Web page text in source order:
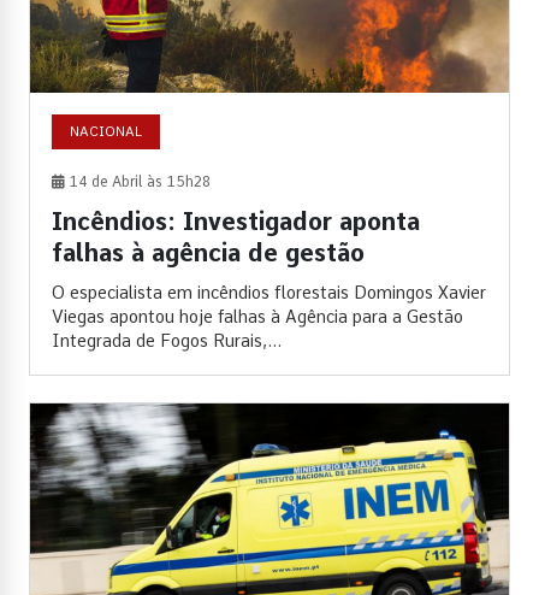
NACIONAL
14 de Abril às 15h28
Incêndios: Investigador aponta
falhas à agência de gestão
O especialista em incêndios florestais Domingos Xavier
Viegas apontou hoje falhas à Agência para a Gestão
Integrada de Fogos Rurais,...